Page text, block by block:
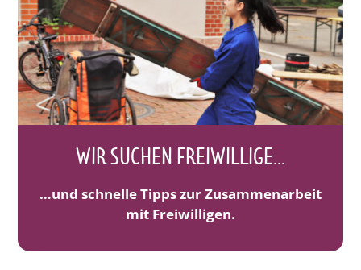
WIR SUCHEN FREIWILLIGE...
…und schnelle Tipps zur Zusammenarbeit
mit Freiwilligen.